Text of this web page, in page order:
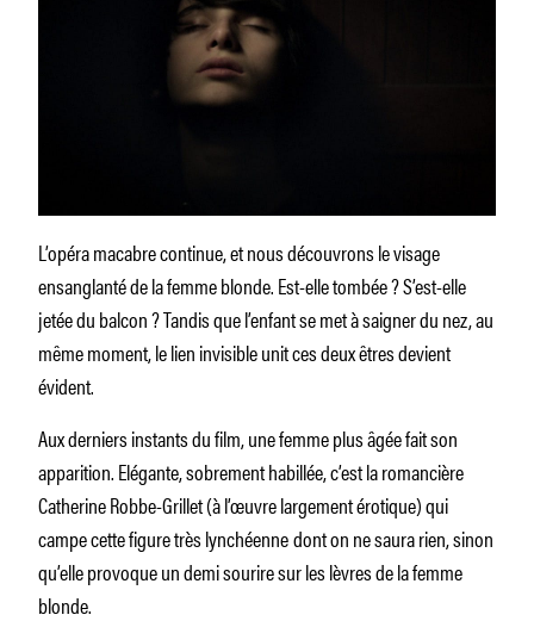
L’opéra macabre continue, et nous découvrons le visage
ensanglanté de la femme blonde. Est-elle tombée ? S’est-elle
jetée du balcon ? Tandis que l’enfant se met à saigner du nez, au
même moment, le lien invisible unit ces deux êtres devient
évident.
Aux derniers instants du film, une femme plus âgée fait son
apparition. Elégante, sobrement habillée, c’est la romancière
Catherine Robbe-Grillet (à l’œuvre largement érotique) qui
campe cette figure très lynchéennedont on ne saura rien, sinon
qu’elle provoque un demi sourire sur les lèvres de la femme
blonde.